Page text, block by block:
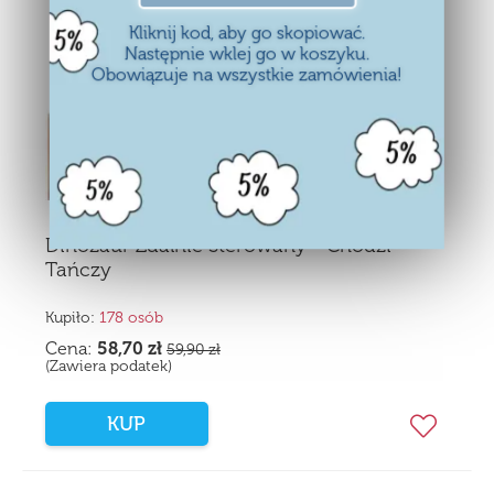
Kliknij kod, aby go skopiować.
Następnie wklej go w koszyku.
Obowiązuje na wszystkie zamówienia!
Dinozaur Zdalnie Sterowany - Chodzi
Tańczy
Kupiło: 178 osób
Cena: 58,70 zł 59,90 zł
(Zawiera podatek)
KUP